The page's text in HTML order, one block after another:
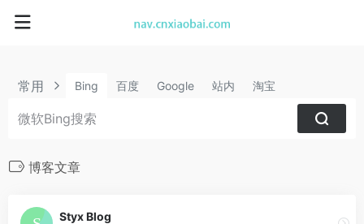
常用 Bing 百度 Google 站内 淘宝
博客文章
Styx Blog